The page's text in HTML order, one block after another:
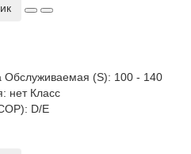
Обслуживаемая (S): 100 - 140
нетКласс
D/E